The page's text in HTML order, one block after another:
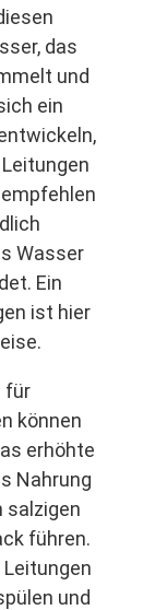
das
und
ein
Wasser
Ein
ist hier
für
können
erhöhte
Nahrung
salzigen
führen.
und